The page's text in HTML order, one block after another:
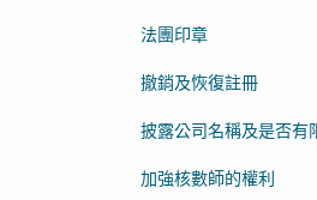
法團印章
撤銷及恢復註冊
披露公司名稱及是否有
加強核數師的權利